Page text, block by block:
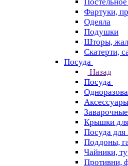
Фартуки,
Одеяла
Подушки
Шторы,
Скатерти,
Посуда
Назад
Посуда
Крышки
Посуда для
Поддоны,
Чайники,
Противни,